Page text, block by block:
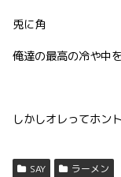
兎に角
俺達の最高の冷や中
しかしオレってホン
SAY ラーメン